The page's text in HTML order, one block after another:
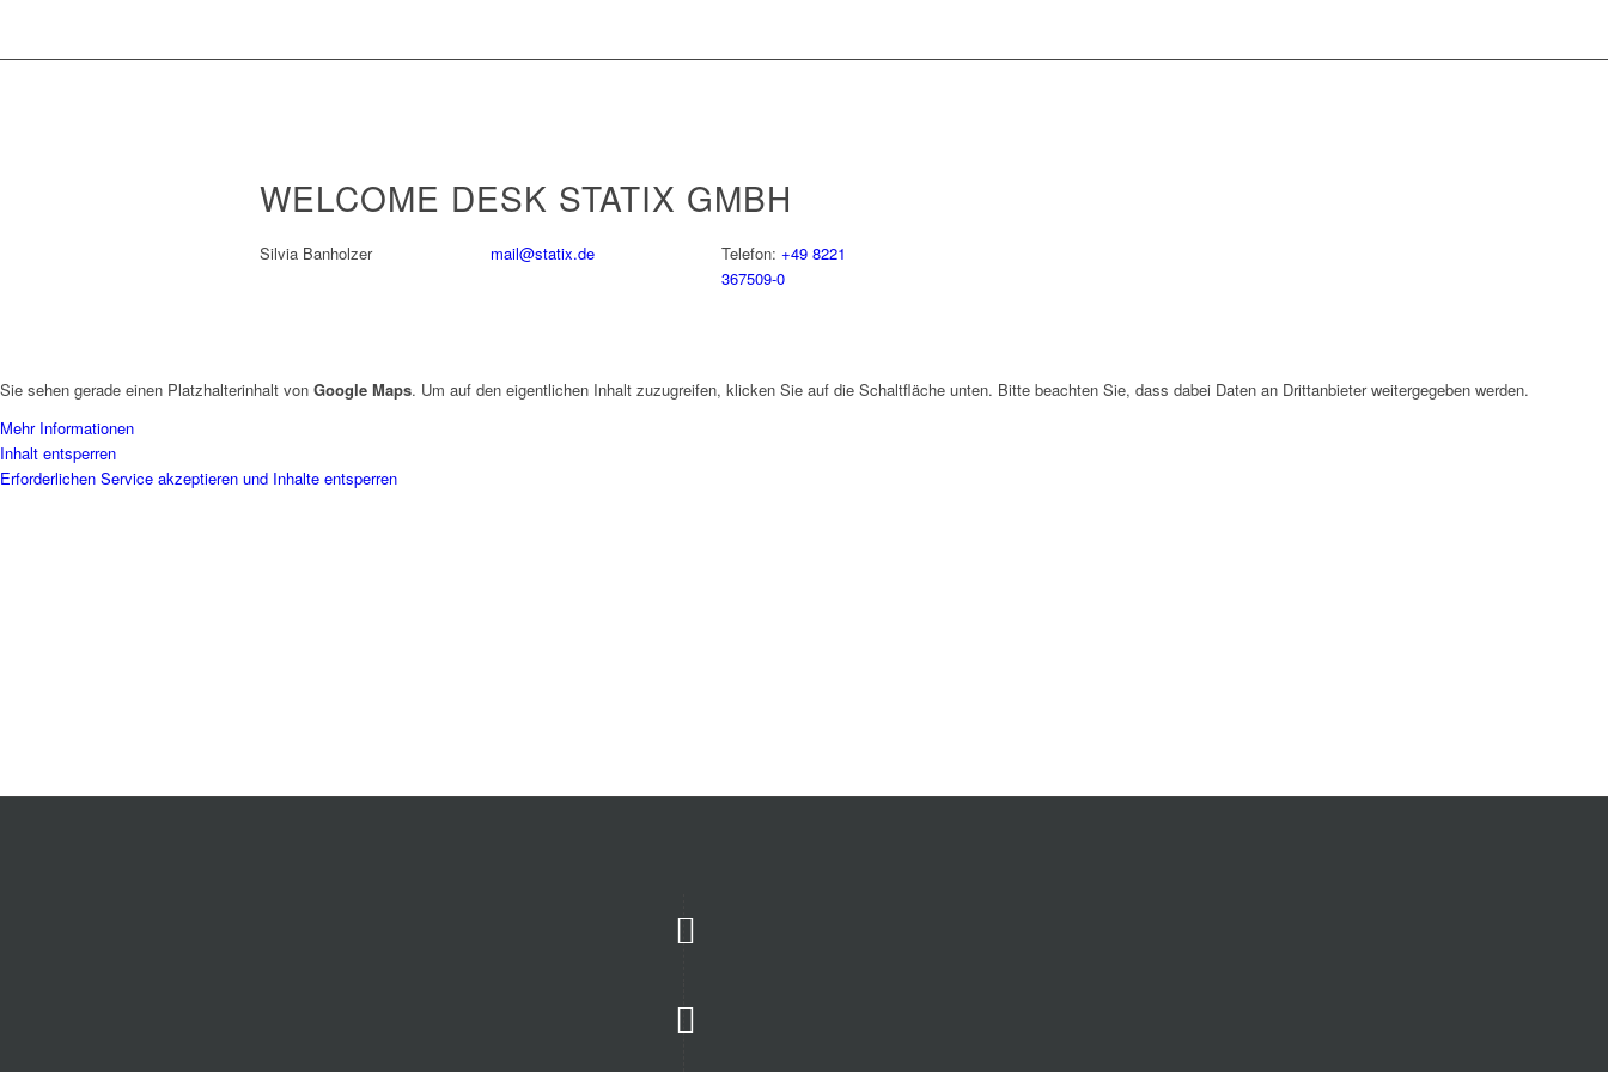
WELCOME DESK STATIX GMBH
Silvia Banholzer mail@statix.de Telefon: +49 8221
367509-0
Sie sehen gerade einen Platzhalterinhalt von Google Maps. Um auf den eigentlichen Inhalt zuzugreifen, klicken Sie auf die Schaltfläche unten. Bitte beachten Sie, dass dabei Daten an Drittanbieter weitergegeben werden.
Mehr Informationen
Inhalt entsperren
Erforderlichen Service akzeptieren und Inhalte entsperren